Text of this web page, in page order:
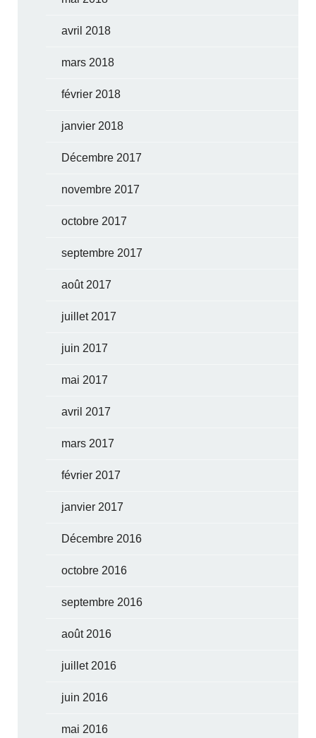
avril 2018
mars 2018
février 2018
janvier 2018
Décembre 2017
novembre 2017
octobre 2017
septembre 2017
août 2017
juillet 2017
juin 2017
mai 2017
avril 2017
mars 2017
février 2017
janvier 2017
Décembre 2016
octobre 2016
septembre 2016
août 2016
juillet 2016
juin 2016
mai 2016